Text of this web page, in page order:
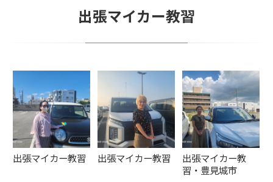
出張マイカー教習
出張マイカー教習 出張マイカー教習
出張マイカー教
習・豊見城市